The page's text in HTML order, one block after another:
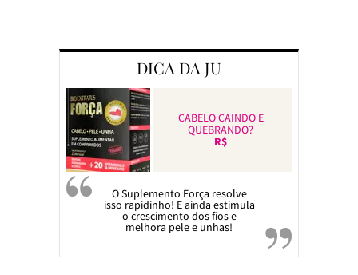
DICA DA JU
CABELO CAINDO E
QUEBRANDO?
R$
O Suplemento Força resolve
isso rapidinho! E ainda estimula
o crescimento dos fios e
melhora pele e unhas!